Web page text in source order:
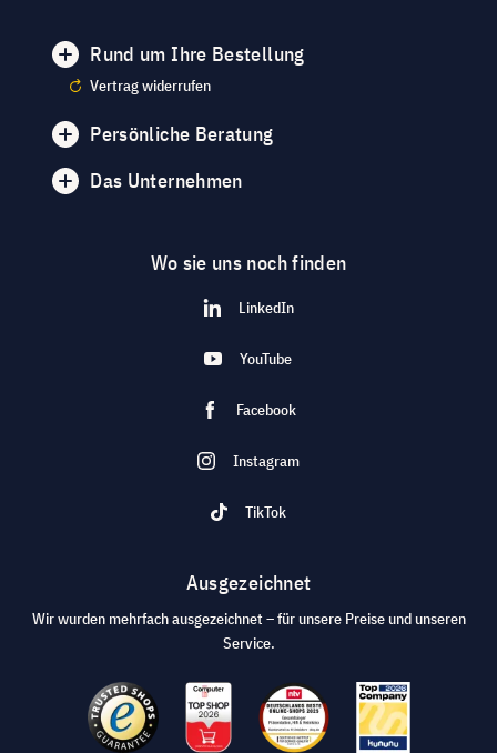
Rund um Ihre Bestellung
Vertrag widerrufen
Persönliche Beratung
Das Unternehmen
Wo sie uns noch finden
LinkedIn
YouTube
Facebook
Instagram
TikTok
Ausgezeichnet
Wir wurden mehrfach ausgezeichnet – für unsere Preise und unseren
Service.